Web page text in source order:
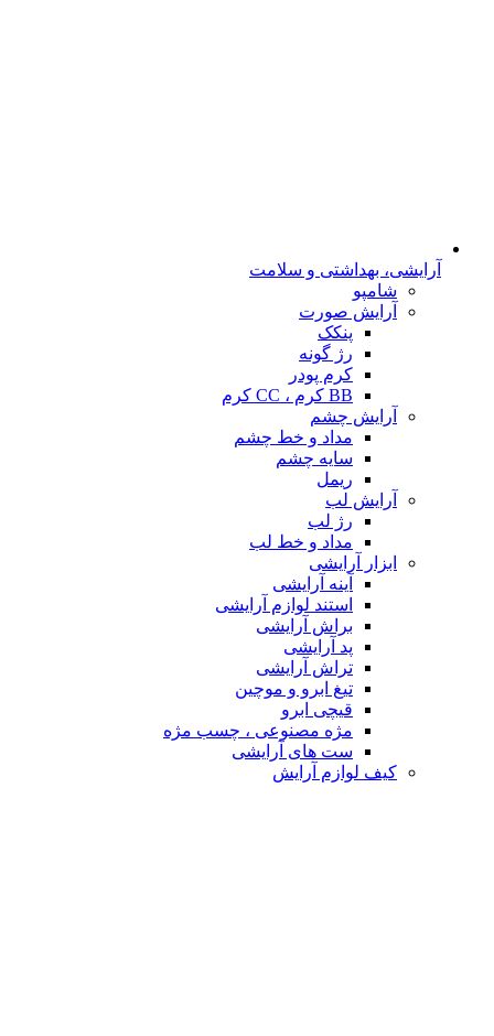
آرایشی، بهداشتی و سلامت
شامپو
آرایش صورت
پنکک
رژ گونه
کرم پودر
BB کرم ، CC کرم
آرایش چشم
مداد و خط چشم
سایه چشم
ریمل
آرایش لب
رژ لب
مداد و خط لب
ابزار آرایشی
آینه آرایشی
استند لوازم آرایشی
براش آرایشی
پد آرایشی
تراش آرایشی
تیغ ابرو و موچین
قیچی ابرو
مژه مصنوعی ، چسب مژه
ست های آرایشی
کیف لوازم آرایش